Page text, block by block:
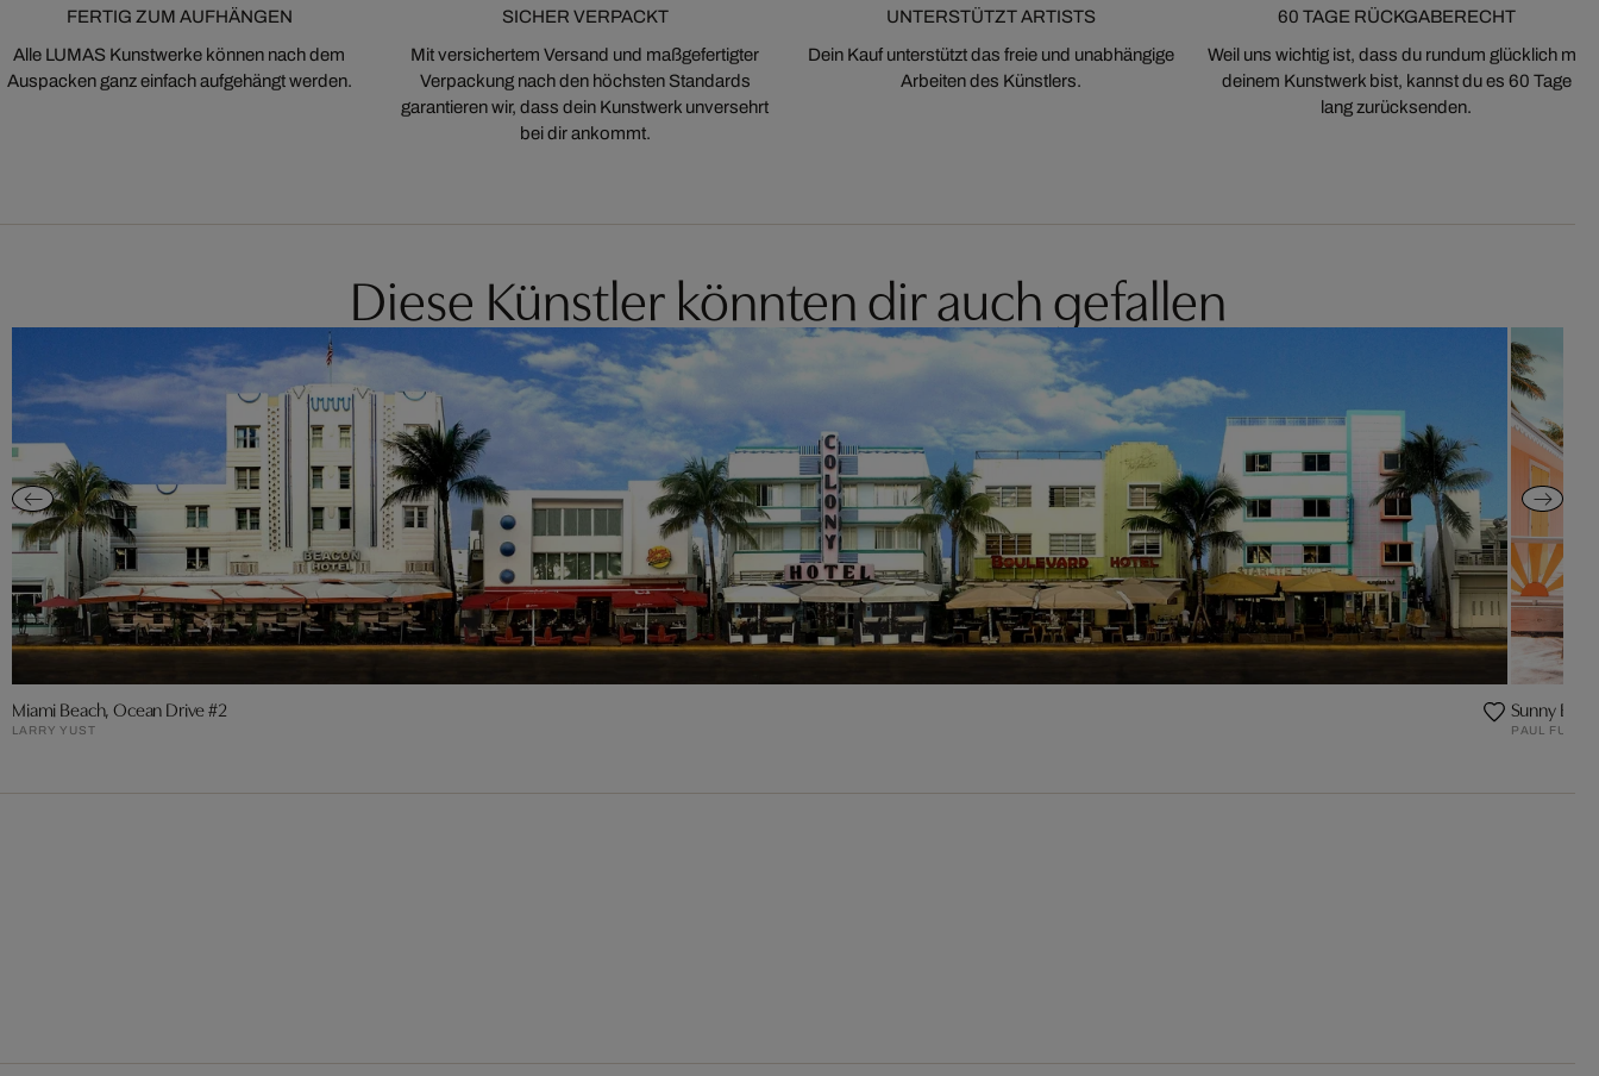
FERTIG ZUM AUFHÄNGEN
Alle LUMAS Kunstwerke können nach dem
Auspacken ganz einfach aufgehängt werden.
SICHER VERPACKT
Mit versichertem Versand und maßgefertigter
Verpackung nach den höchsten Standards
garantieren wir, dass dein Kunstwerk unversehrt
bei dir ankommt.
UNTERSTÜTZT ARTISTS
Dein Kauf unterstützt das freie und unabhängige
Arbeiten des Künstlers.
60 TAGE RÜCKGABERECHT
Weil uns wichtig ist, dass du rundum glücklich mit
deinem Kunstwerk bist, kannst du es 60 Tage
lang zurücksenden.
Diese Künstler könnten dir auch gefallen
Miami Beach, Ocean Drive #2
LARRY YUST
Sunny
PAUL